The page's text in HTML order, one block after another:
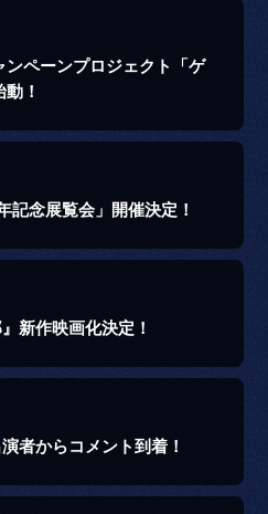
ンペーンプロジェクト「ゲ
！
記念展覧会」開催決定！
新作映画化決定！
者からコメント到着！